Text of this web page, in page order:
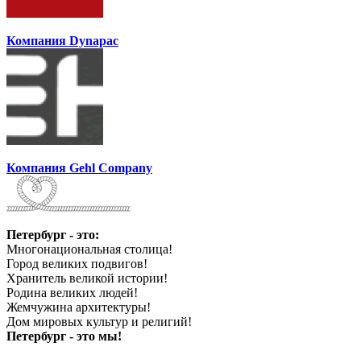
Компания Dynapac
Компания Gehl Company
Петербург - это:
Многонациональная столица!
Город великих подвигов!
Хранитель великой истории!
Родина великих людей!
Жемчужина архитектуры!
Дом мировых культур и религий!
Петербург - это мы!